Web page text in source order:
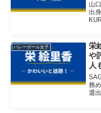
山
出
こ
容
バレーボール女子
栄
や
人
務
選